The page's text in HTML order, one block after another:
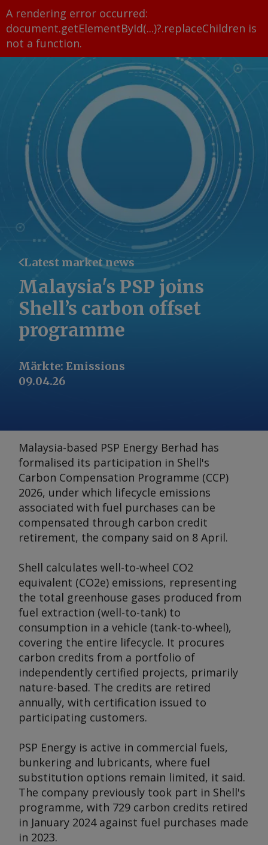
A rendering error occurred:
document.getElementById(...)?.replaceChildren is
not a function.
Latest market news
Malaysia's PSP joins
Shell’s carbon offset
programme
Märkte: Emissions
09.04.26
Malaysia-based PSP Energy Berhad has
formalised its participation in Shell's
Carbon Compensation Programme (CCP)
2026, under which lifecycle emissions
associated with fuel purchases can be
compensated through carbon credit
retirement, the company said on 8 April.
Shell calculates well-to-wheel CO2
equivalent (CO2e) emissions, representing
the total greenhouse gases produced from
fuel extraction (well-to-tank) to
consumption in a vehicle (tank-to-wheel),
covering the entire lifecycle. It procures
carbon credits from a portfolio of
independently certified projects, primarily
nature-based. The credits are retired
annually, with certification issued to
participating customers.
PSP Energy is active in commercial fuels,
bunkering and lubricants, where fuel
substitution options remain limited, it said.
The company previously took part in Shell's
programme, with 729 carbon credits retired
in January 2024 against fuel purchases made
in 2023.